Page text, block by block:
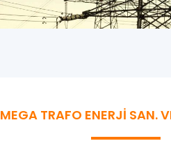
MEGA TRAFO ENERJI SAN.